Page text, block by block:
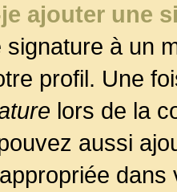
ajouter une
signature à un
profil. Une
lors de la
aussi